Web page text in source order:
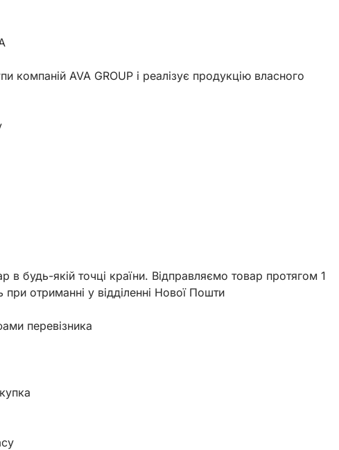
компаній AVA GROUP і реалізує продукцію власного
в будь-якій точці країни. Відправляємо товар протягом 1
отриманні у відділенні Нової Пошти
перевізника